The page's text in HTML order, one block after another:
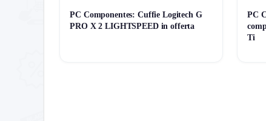
PC Componentes: Cuffie Logitech G
PRO X 2 LIGHTSPEED in offerta
PC
Ti